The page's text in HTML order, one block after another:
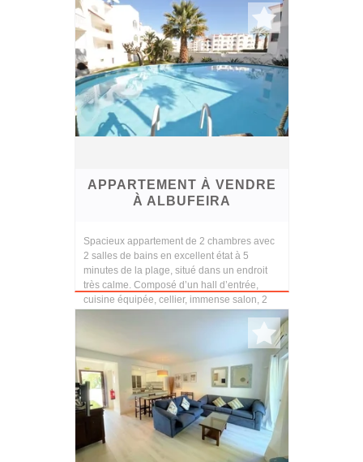
APPARTEMENT À VENDRE
À ALBUFEIRA
Spacieux appartement de 2 chambres avec
2 salles de bains en excellent état à 5
minutes de la plage, situé dans un endroit
très calme. Composé d’un hall d’entrée,
cuisine équipée, cellier, immense salon, 2